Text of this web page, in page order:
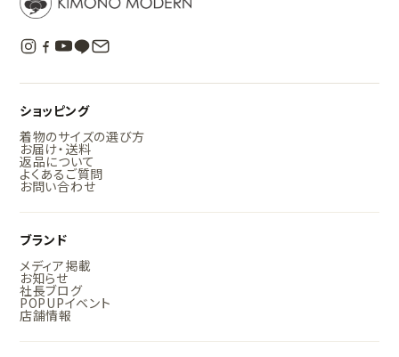
ショッピング
着物のサイズの選び方
お届け・送料
返品について
よくあるご質問
お問い合わせ
ブランド
メディア掲載
お知らせ
社長ブログ
POPUPイベント
店舗情報